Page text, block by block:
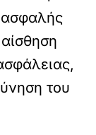
ασφαλής
του